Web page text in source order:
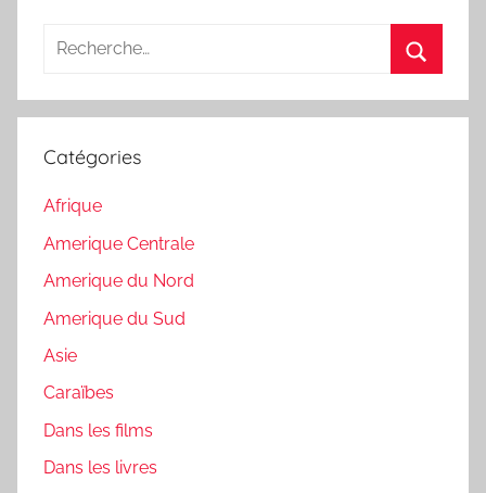
Recherche
:
Catégories
Afrique
Amerique Centrale
Amerique du Nord
Amerique du Sud
Asie
Caraïbes
Dans les films
Dans les livres